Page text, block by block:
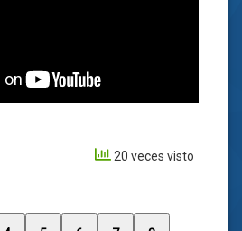
20 veces visto